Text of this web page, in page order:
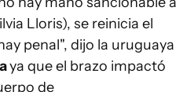
Lloris), se reinicia el
penal", dijo la uruguaya
ya que el brazo impactó
de